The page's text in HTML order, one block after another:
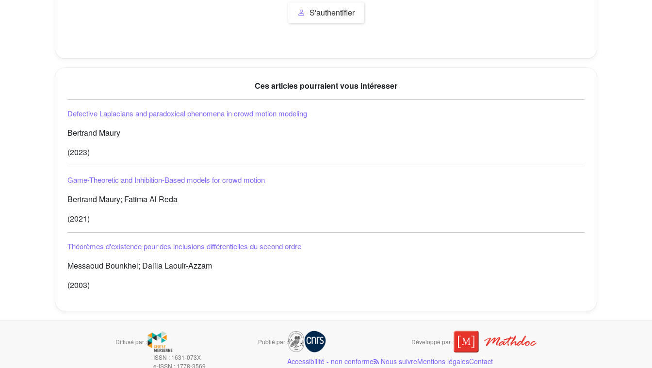
S'authentifier
Ces articles pourraient vous intéresser
Defective Laplacians and paradoxical phenomena in crowd motion modeling
Bertrand Maury
(2023)
Game-Theoretic and Inhibition-Based models for crowd motion
Bertrand Maury; Fatima Al Reda
(2021)
Théorèmes d'existence pour des inclusions différentielles du second ordre
Messaoud Bounkhel; Dalila Laouir-Azzam
(2003)
Diffusé par : Publié par :
Développé par :
ISSN : 1631-073X
e-ISSN : 1778-3569
Accessibilité - non conforme Nous suivreMentions légalesContact